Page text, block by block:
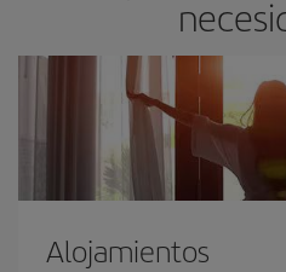
Alojamientos